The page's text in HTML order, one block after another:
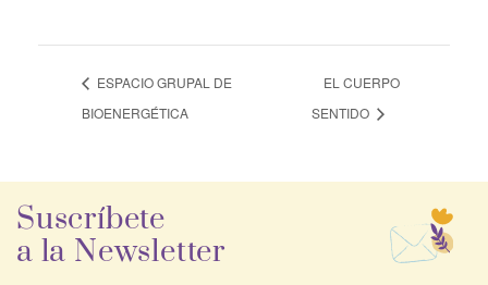
ESPACIO GRUPAL DE
BIOENERGÉTICA
EL CUERPO
SENTIDO
Suscríbete
a la Newsletter